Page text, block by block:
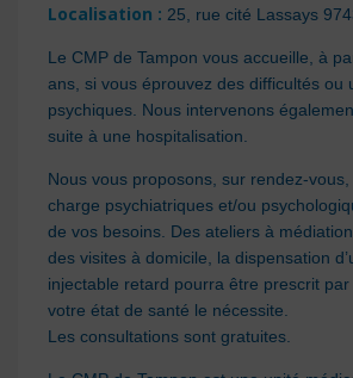
Localisation : 25, rue cité Lassays
Le CMP de Tampon vous accueille, à
ans, si vous éprouvez des difficultés ou
psychiques. Nous intervenons
suite à une hospitalisation.
Nous vous proposons, sur rendez-
charge psychiatriques et/ou
de vos besoins. Des ateliers à
des visites à domicile, la dispensation
injectable retard pourra être prescrit
votre état de santé le nécessite.
Les consultations sont gratuites.